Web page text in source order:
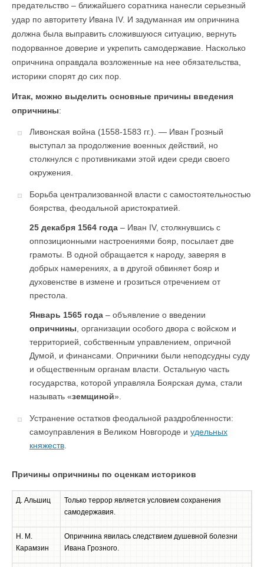
предательство – ближайшего соратника нанесли серьезный
удар по авторитету Ивана IV. И задуманная им опричнина
должна была выправить сложившуюся ситуацию, вернуть
подорванное доверие и укрепить самодержавие. Насколько
опричнина оправдала возложенные на нее обязательства,
историки спорят до сих пор.
Итак, можно выделить основные причины введения
опричнины:
Ливонская война (1558-1583 гг.). — Иван Грозный
выступал за продолжение военных действий, но
столкнулся с противниками этой идеи среди своего
окружения.
Борьба централизованной власти с самостоятельностью
боярства, феодальной аристократией.
25 декабря 1564 года – Иван IV, столкнувшись с
оппозиционными настроениями бояр, посылает две
грамоты. В одной обращается к народу, заверяя в
добрых намерениях, а в другой обвиняет бояр и
духовенстве в измене и грозиться отречением от
престола.
Январь 1565 года – объявление о введении
опричнины, организации особого двора с войском и
территорией, собственным управлением, опричной
Думой, и финансами. Опричники были неподсудны суду
и общественным органам власти. Остальную часть
государства, которой управляла Боярская дума, стали
называть «земщиной».
Устранение остатков феодальной раздробленности:
самоуправления в Великом Новгороде и удельных
княжеств.
Причины опричнины по оценкам историков
Д. Альшиц
Только террор является условием сохранения
самодержавия.
Н. М.
Карамзин
Опричнина явилась следствием душевной болезни
Ивана Грозного.